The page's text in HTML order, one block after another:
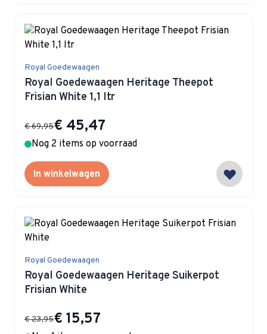
Royal Goedewaagen
Royal Goedewaagen Heritage Theepot
Frisian White 1,1 ltr
Special Price
€ 45,47
€ 69,95
Nog 2 items op voorraad
In winkelwagen
Royal Goedewaagen
Royal Goedewaagen Heritage Suikerpot
Frisian White
Special Price
€ 15,57
€ 23,95